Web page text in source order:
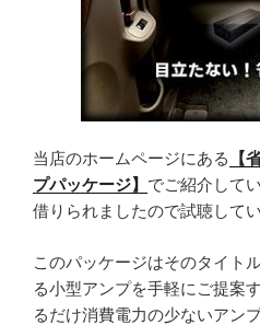
当店のホームページにある
【
プパッケージ】 でご紹介して
借りられましたので試聴してい
このパッケージはそのタイト
る小型アンプを手軽にご提案
るだけ消費電力の少ないアン